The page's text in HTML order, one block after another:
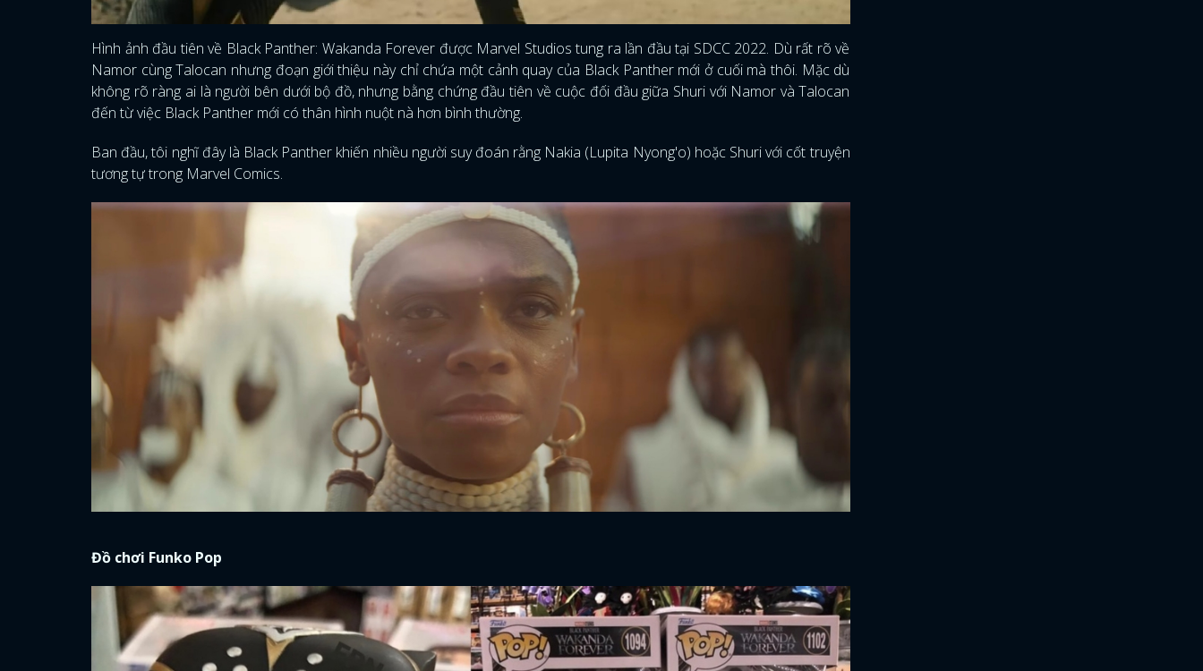
Hình ảnh đầu tiên về Black Panther: Wakanda Forever được Marvel Studios tung ra lần đầu tại SDCC 2022. Dù rất rõ về
Namor cùng Talocan nhưng đoạn giới thiệu này chỉ chứa một cảnh quay của Black Panther mới ở cuối mà thôi. Mặc dù
không rõ ràng ai là người bên dưới bộ đồ, nhưng bằng chứng đầu tiên về cuộc đối đầu giữa Shuri với Namor và Talocan
đến từ việc Black Panther mới có thân hình nuột nà hơn bình thường.
Ban đầu, tôi nghĩ đây là Black Panther khiến nhiều người suy đoán rằng Nakia (Lupita Nyong'o) hoặc Shuri với cốt truyện
tương tự trong Marvel Comics.
Đồ chơi Funko Pop